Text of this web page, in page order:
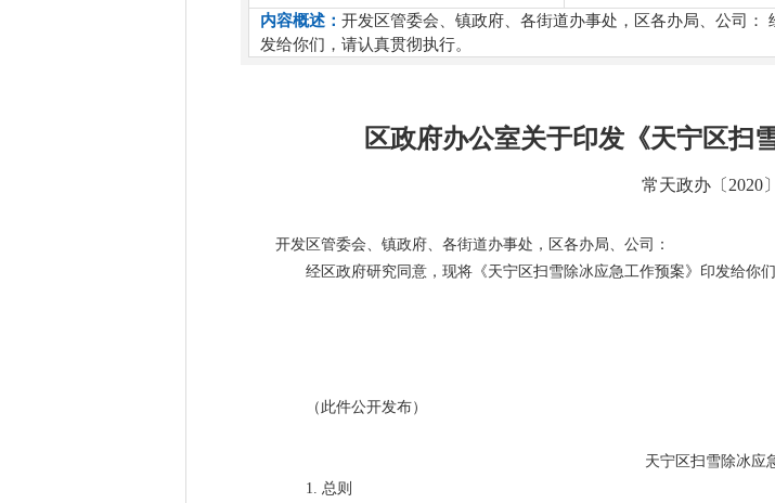
内容概述： 开发区管委会、镇政府、各街道办事处，区各办局、公司
发给你们，请认真贯彻执行。
区政府办公室关于印发《天宁区扫
常天政办〔2020
开发区管委会、镇政府、各街道办事处，区各办局、公司：
经区政府研究同意，现将《天宁区扫雪除冰应急工作预案》印发给你
（此件公开发布）
天宁区扫雪除冰应
1. 总则